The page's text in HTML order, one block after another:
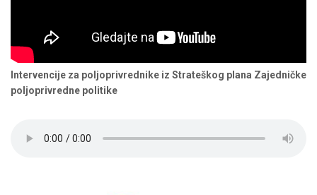
Intervencije za poljoprivrednike iz Strateškog plana Zajedničke
poljoprivredne politike